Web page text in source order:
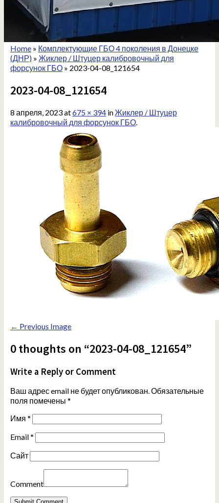
Home» Комплектующие ГБО 4 поколения в Донецке
(ДНР)» Жиклер / Штуцер калибровочный для
форсунок ГБО» 2023-04-08_121654
2023-04-08_121654
8 апреля, 2023at675 × 394inЖиклер / Штуцер
калибровочный для форсунок ГБО.
← Previous Image
0 thoughts on “2023-04-08_121654”
Write a Reply or Comment
Ваш адрес email не будет опубликован.Обязательные
поля помечены *
Имя *
Email*
Сайт
Comment